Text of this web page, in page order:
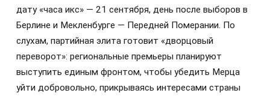
дату «часа икс» — 21 сентября, день после выборов в
Берлине и Мекленбурге — Передней Померании. По
слухам, партийная элита готовит «дворцовый
переворот»: региональные премьеры планируют
выступить единым фронтом, чтобы убедить Мерца
уйти добровольно, прикрываясь интересами страны